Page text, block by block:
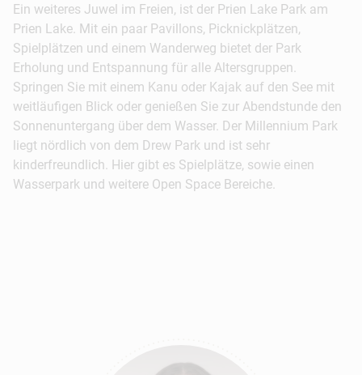
spannende Liveshows und eine einladende
Terrasse geboten, auf der man sein Dinner ganz
gemütlich genießen kann.
© Lindsey A. Janies
Ein weiteres Juwel im Freien, ist der Prien Lake Park am
Prien Lake. Mit ein paar Pavillons, Picknickplätzen,
Spielplätzen und einem Wanderweg bietet der Park
Erholung und Entspannung für alle Altersgruppen.
Springen Sie mit einem Kanu oder Kajak auf den See mit
weitläufigen Blick oder genießen Sie zur Abendstunde den
Sonnenuntergang über dem Wasser. Der Millennium Park
liegt nördlich von dem Drew Park und ist sehr
kinderfreundlich. Hier gibt es Spielplätze, sowie einen
Wasserpark und weitere Open Space Bereiche.